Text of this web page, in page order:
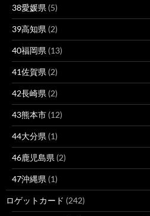
38愛媛県 (5)
39高知県 (2)
40福岡県 (13)
41佐賀県 (2)
42長崎県 (2)
43熊本市 (12)
44大分県 (1)
46鹿児島県 (2)
47沖縄県 (1)
ロゲットカード (242)